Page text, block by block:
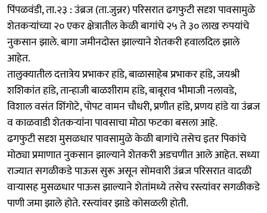
पिंपळवंडी, ता.२३ : उंब्रज (ता.जुन्नर) परिसरात ढगफुटी सदृश पावसामुळे
शेतकऱ्यांच्या २० एकर क्षेत्रातील केळी बागांचे २५ ते ३० लाख रुपयांचे
नुकसान झाले. बागा जमीनदोस्त झाल्याने शेतकरी हवालदिल झाले
आहेत.
तालुक्यातील दत्तात्रेय प्रभाकर हांडे, बाळासाहेब प्रभाकर हांडे, जयश्री
शशिकांत हांडे, तान्हाजी बाळशीराम हांडे, बाबूराव भीमाजी नलावडे,
विशाल वसंत शिंगोटे, पोपट वामन चौधरी, प्रणीत हांडे, प्रणय हांडे या उंब्रज
व काळवाडी शेतकऱ्यांना पावसाचा मोठा फटका बसला आहे.
ढगफुटी सदृश मुसळधार पावसामुळे केळी बागांचे तसेच इतर पिकांचे
मोठ्या प्रमाणात नुकसान झाल्याने शेतकरी अडचणीत आले आहेत. सध्या
राज्यात सगळीकडे पाऊस सुरू असून सोमवारी उंब्रज परिसरात वादळी
वाऱ्यासह मुसळधार पाऊस झाल्याने शेतांमध्ये तसेच रस्त्यांवर सगळीकडे
पाणी जमा झाले होते. रस्त्यांवर झाडे कोसळली होती.